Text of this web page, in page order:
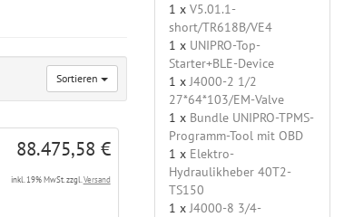
Sortieren
88.475,58 €
inkl. 19% MwSt. zzgl.Versand
1 x V5.01.1-
short/TR618B/VE4
1 x UNIPRO-Top-
Starter+BLE-Device
1 xJ4000-2 1/2
27*64*103/EM-Valve
1 x Bundle UNIPRO-TPMS-
Programm-Tool mit OBD
1 x Elektro-
Hydraulikheber 40T2-
TS150
1 xJ4000-8 3/4-